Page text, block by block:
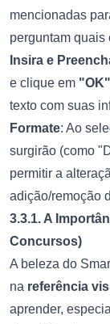
mencionadas
perguntam quais
Insira e
e clique em "OK"
texto com suas
Formate: Ao
surgirão (como
permitir a
adição/remoção
3.3.1. A
Concursos)
A beleza do
na referência
aprender,